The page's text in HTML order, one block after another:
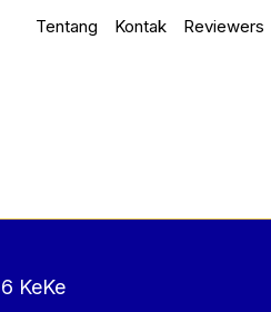
Tentang Kontak Reviewers
KeKe